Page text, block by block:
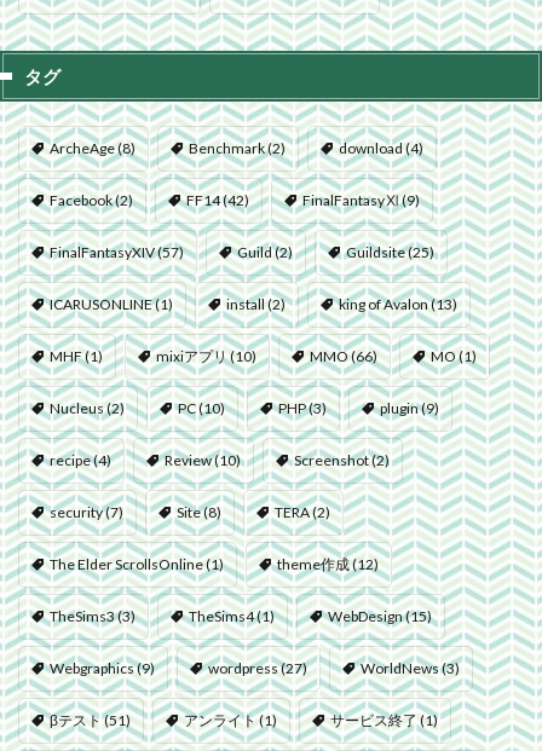
タグ
ArcheAge(8) Benchmark(2) download(4)
Facebook(2) FF14(42) FinalFantasyⅪ(9)
FinalFantasyXIV(57) Guild(2) Guildsite(25)
ICARUSONLINE(1) install(2) king of Avalon(13)
MHF(1) mixiアプリ(10) MMO(66) MO(1)
Nucleus(2) PC(10) PHP(3) plugin(9)
recipe(4) Review(10) Screenshot(2)
security(7) Site(8) TERA(2)
The Elder ScrollsOnline(1) theme作成(12)
TheSims3(3) TheSims4(1) WebDesign(15)
Webgraphics(9) wordpress(27) WorldNews(3)
βテスト(51) アンライト(1) サービス終了(1)